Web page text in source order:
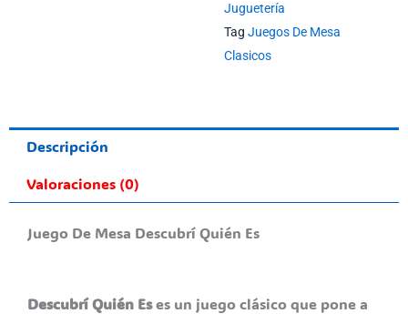
Juguetería
Tag Juegos De Mesa
Clasicos
Descripción
Valoraciones (0)
Juego De Mesa Descubrí Quién Es
Descubrí Quién Eses un juego clásico que pone a